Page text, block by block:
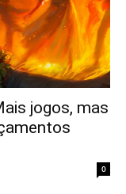
jogos, mas
0